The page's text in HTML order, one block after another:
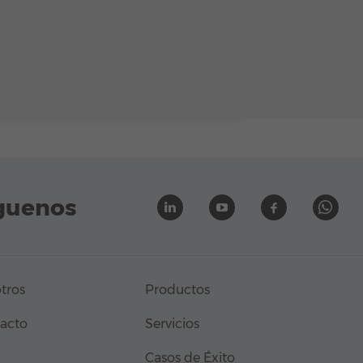
Productos
Servicios
Casos de Éxito